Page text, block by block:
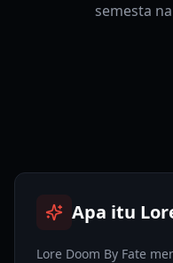
semesta
Apa itu
Lore Doom By Fate